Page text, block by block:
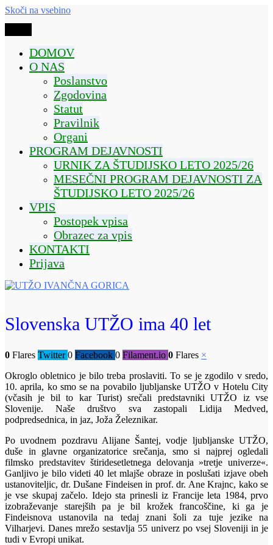
Skoči na vsebino
ŽIVLJENJSKO OBDOBJE IVANČNA GORICA
DOMOV
O NAS
Poslanstvo
Zgodovina
Statut
Pravilnik
Organi
PROGRAM DEJAVNOSTI
URNIK ZA ŠTUDIJSKO LETO 2025/26
MESEČNI PROGRAM DEJAVNOSTI ZA
ŠTUDIJSKO LETO 2025/26
VPIS
Postopek vpisa
Obrazec za vpis
KONTAKTI
Prijava
Slovenska UTŽO ima 40 let
0 Flares Twitter 0 Facebook 0 Filament.io 0 Flares ×
Okroglo obletnico je bilo treba proslaviti. To se je zgodilo v sredo,
10. aprila, ko smo se na povabilo ljubljanske UTŽO v Hotelu City
(včasih je bil to kar Turist) srečali predstavniki UTŽO iz vse
Slovenije. Naše društvo sva zastopali Lidija Medved,
podpredsednica, in jaz, Joža Železnikar.
Po uvodnem pozdravu Alijane Šantej, vodje ljubljanske UTŽO,
duše in glavne organizatorice srečanja, smo si najprej ogledali
filmsko predstavitev štiridesetletnega delovanja »tretje univerze«.
Ganljivo je bilo videti 40 let mlajše obraze in poslušati izjave obeh
ustanoviteljic, dr. Dušane Findeisen in prof. dr. Ane Krajnc, kako se
je vse skupaj začelo. Idejo sta prinesli iz Francije leta 1984, prvo
izobraževanje starejših pa je bil krožek francoščine, ki ga je
Findeisnova ustanovila na tedaj znani šoli za tuje jezike na
Vilharjevi. Danes mrežo sestavlja 55 univerz po vsej Sloveniji in je
tudi v Evropi unikat.